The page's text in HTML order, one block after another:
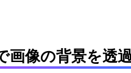
画像の背景を透